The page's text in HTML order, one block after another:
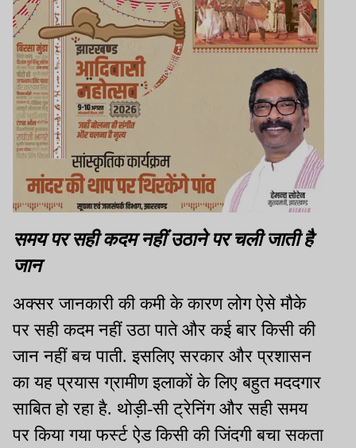
समय पर सही कदम नहीं उठाने पर चली जाती है
जान
अक्सर जानकारी की कमी के कारण लोग ऐसे मौके
पर सही कदम नहीं उठा पाते और कई बार किसी की
जान नहीं बच पाती. इसलिए सरकार और प्रशासन
का यह प्रयास ग्रामीण इलाकों के लिए बहुत मददगार
साबित हो रहा है. थोड़ी-सी ट्रेनिंग और सही समय
पर किया गया फर्स्ट ऐड किसी की जिंदगी बचा सकता